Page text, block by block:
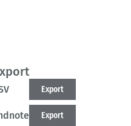
Export
Export